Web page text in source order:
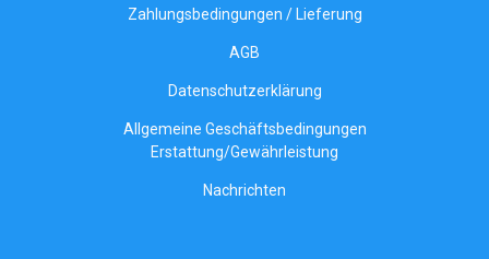
Zahlungsbedingungen / Lieferung
AGB
Datenschutzerklärung
Allgemeine Geschäftsbedingungen
Erstattung/Gewährleistung
Nachrichten